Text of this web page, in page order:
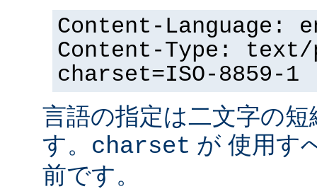
Content-Language:
Content-Type:
charset=ISO-8859-1
言語の指定は二文字の
す。 charset が 使用す
前です。